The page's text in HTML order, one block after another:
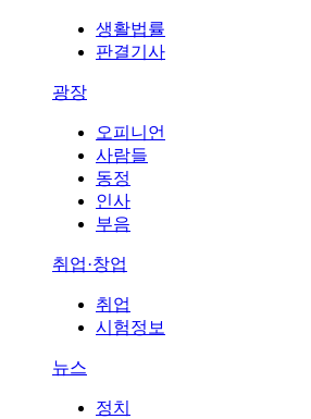
생활법률
판결기사
광장
오피니언
사람들
동정
인사
부음
취업·창업
취업
시험정보
뉴스
정치